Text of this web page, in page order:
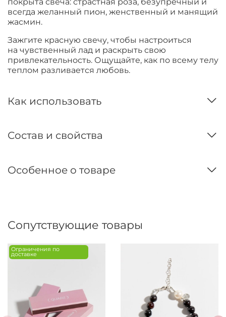
всегда желанный пион, женственный и манящий
жасмин.
Зажгите красную свечу, чтобы настроиться
на чувственный лад и раскрыть свою
привлекательность. Ощущайте, как по всему телу
теплом разливается любовь.
Как использовать
Состав и свойства
Особенное о товаре
Сопутствующие товары
Ограничения по
доставке